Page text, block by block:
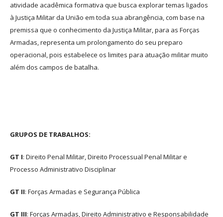
atividade acadêmica formativa que busca explorar temas ligados
à Justiça Militar da União em toda sua abrangência, com base na
premissa que o conhecimento da Justiça Militar, para as Forças
Armadas, representa um prolongamento do seu preparo
operacional, pois estabelece os limites para atuação militar muito
além dos campos de batalha.
GRUPOS DE TRABALHOS:
GT I: Direito Penal Militar, Direito Processual Penal Militar e
Processo Administrativo Disciplinar
GT II: Forças Armadas e Segurança Pública
GT III: Forças Armadas, Direito Administrativo e Responsabilidade